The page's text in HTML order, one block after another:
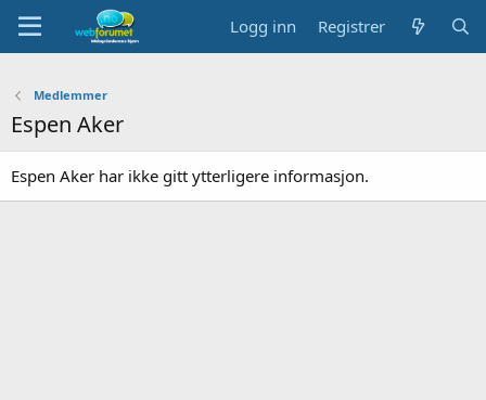
Logg inn Registrer
Medlemmer
Espen Aker
Espen Aker har ikke gitt ytterligere informasjon.